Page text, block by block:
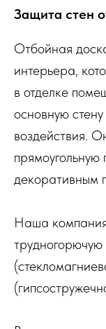
Защита стен
Отбойная
интерьера,
в отделке
основную
воздействия.
декоративным
Наша